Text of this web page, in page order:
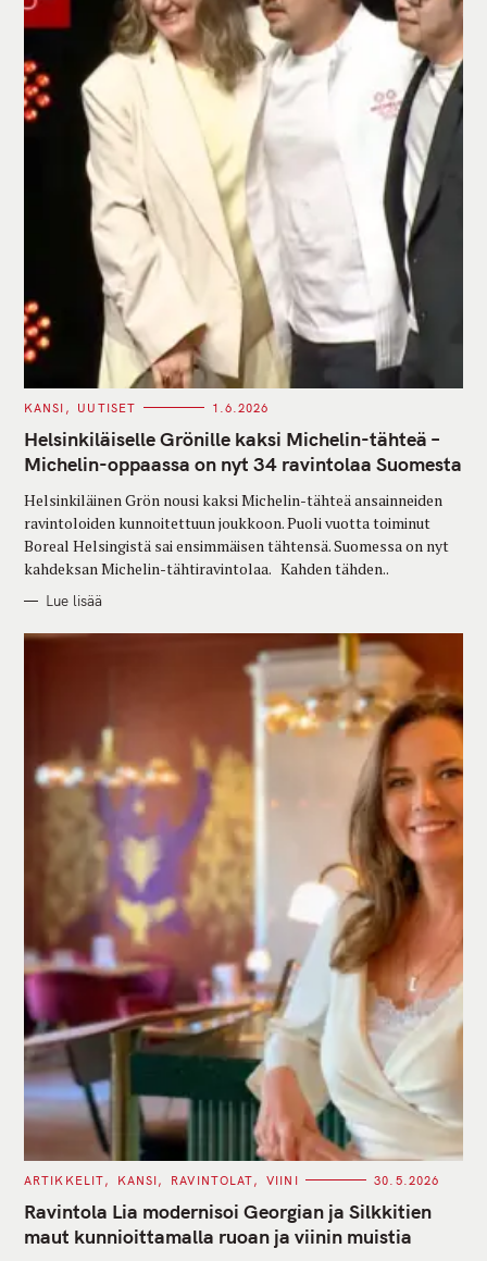
C
T
E
G
O
I
E
S
KANSI UUTISET 1.6.2026
Helsinkiläiselle Grönille kaksi Michelin-tähteä –
Michelin-oppaassa on nyt 34 ravintolaa Suomesta
Helsinkiläinen Grön nousi kaksi Michelin-tähteä ansainneiden
ravintoloiden kunnoitettuun joukkoon. Puoli vuotta toiminut
Boreal Helsingistä sai ensimmäisen tähtensä. Suomessa on nyt
kahdeksan Michelin-tähtiravintolaa. Kahden tähden..
Lue lisää
C
T
E
G
O
ARTIKKELIT KANSI RAVINTOLAT VIINI 30.5.2026
Ravintola Lia modernisoi Georgian ja Silkkitien
maut kunnioittamalla ruoan ja viinin muistia